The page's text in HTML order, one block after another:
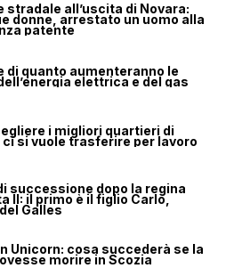
stradale all’uscita di Novara:
donne, arrestato un uomo alla
patente
di quanto aumenteranno le
elettrica e del gas
i migliori quartieri di
ci si vuole trasferire per lavoro
successione dopo la regina
II: il primo è il figlio Carlo,
Galles
Unicorn: cosa succederà se la
morire in Scozia